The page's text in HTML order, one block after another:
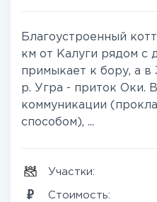
Благоустроенный
км от Калуги рядом с
примыкает к бору, а
р. Угра - приток Оки.
коммуникации
способом), ...
Участки:
Стоимость: